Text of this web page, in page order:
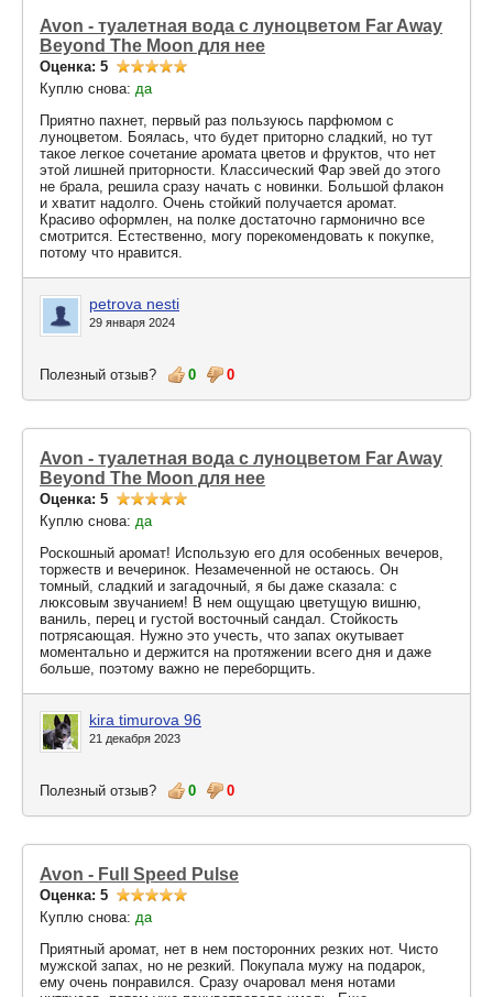
Avon - туалетная вода с луноцветом Far Away
Beyond The Moon для нее
Оценка: 5
Куплю снова: да
Приятно пахнет, первый раз пользуюсь парфюмом с
луноцветом. Боялась, что будет приторно сладкий, но тут
такое легкое сочетание аромата цветов и фруктов, что нет
этой лишней приторности. Классический Фар эвей до этого
не брала, решила сразу начать с новинки. Большой флакон
и хватит надолго. Очень стойкий получается аромат.
Красиво оформлен, на полке достаточно гармонично все
смотрится. Естественно, могу порекомендовать к покупке,
потому что нравится.
petrova nesti
29 января 2024
Полезный отзыв? 0 0
Avon - туалетная вода с луноцветом Far Away
Beyond The Moon для нее
Оценка: 5
Куплю снова: да
Роскошный аромат! Использую его для особенных вечеров,
торжеств и вечеринок. Незамеченной не остаюсь. Он
томный, сладкий и загадочный, я бы даже сказала: с
люксовым звучанием! В нем ощущаю цветущую вишню,
ваниль, перец и густой восточный сандал. Стойкость
потрясающая. Нужно это учесть, что запах окутывает
моментально и держится на протяжении всего дня и даже
больше, поэтому важно не переборщить.
kira timurova 96
21 декабря 2023
Полезный отзыв? 0 0
Avon - Full Speed Pulse
Оценка: 5
Куплю снова: да
Приятный аромат, нет в нем посторонних резких нот. Чисто
мужской запах, но не резкий. Покупала мужу на подарок,
ему очень понравился. Сразу очаровал меня нотами